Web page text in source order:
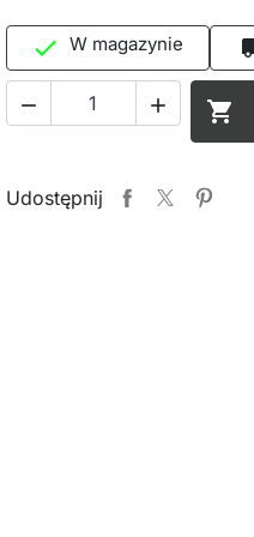
 W magazynie
  
Udostępnij